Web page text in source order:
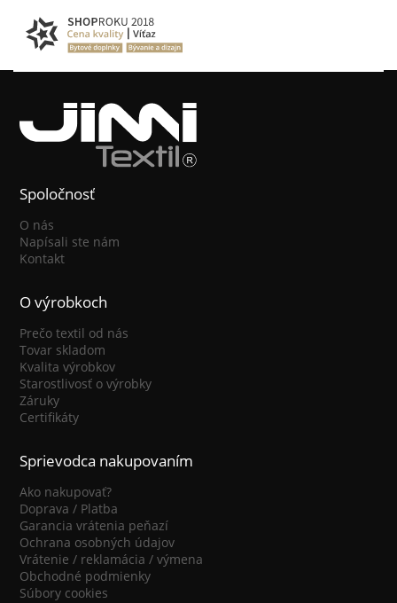
Spoločnosť
O nás
Napísali ste nám
Kontakt
O výrobkoch
Prečo textil od nás
Tovar skladom
Kvalita výrobkov
Starostlivosť o výrobky
Záruky
Certifikáty
Sprievodca nakupovaním
Ako nakupovať?
Doprava / Platba
Garancia vrátenia peňazí
Ochrana osobných údajov
Vrátenie / reklamácia / výmena
Obchodné podmienky
Súbory cookies